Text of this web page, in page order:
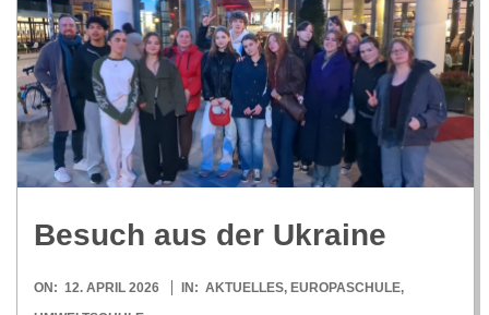
I
D
T
-
S
Besuch aus der Ukraine
2026-
ON: 12. APRIL 2026 IN: AKTUELLES, EUROPASCHULE,